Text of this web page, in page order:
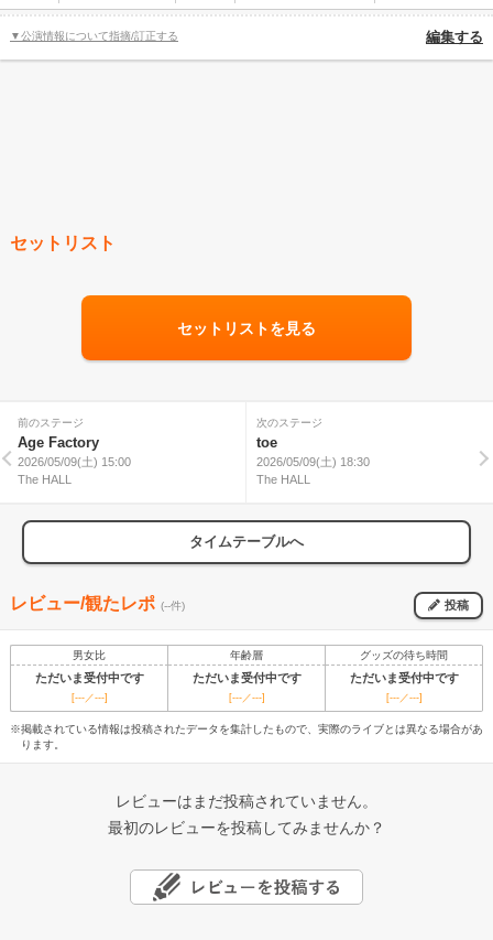
▼公演情報について指摘/訂正する 編集する
セットリスト
セットリストを見る
前のステージ
Age Factory
2026/05/09(土) 15:00
The HALL
次のステージ
toe
2026/05/09(土) 18:30
The HALL
タイムテーブルへ
レビュー/観たレポ (--件) 投稿
男女比 年齢層 グッズの待ち時間
ただいま受付中です ただいま受付中です ただいま受付中です
[---／---] [---／---] [---／---]
※掲載されている情報は投稿されたデータを集計したもので、実際のライブとは異なる場合があ
ります。
レビューはまだ投稿されていません。
最初のレビューを投稿してみませんか？